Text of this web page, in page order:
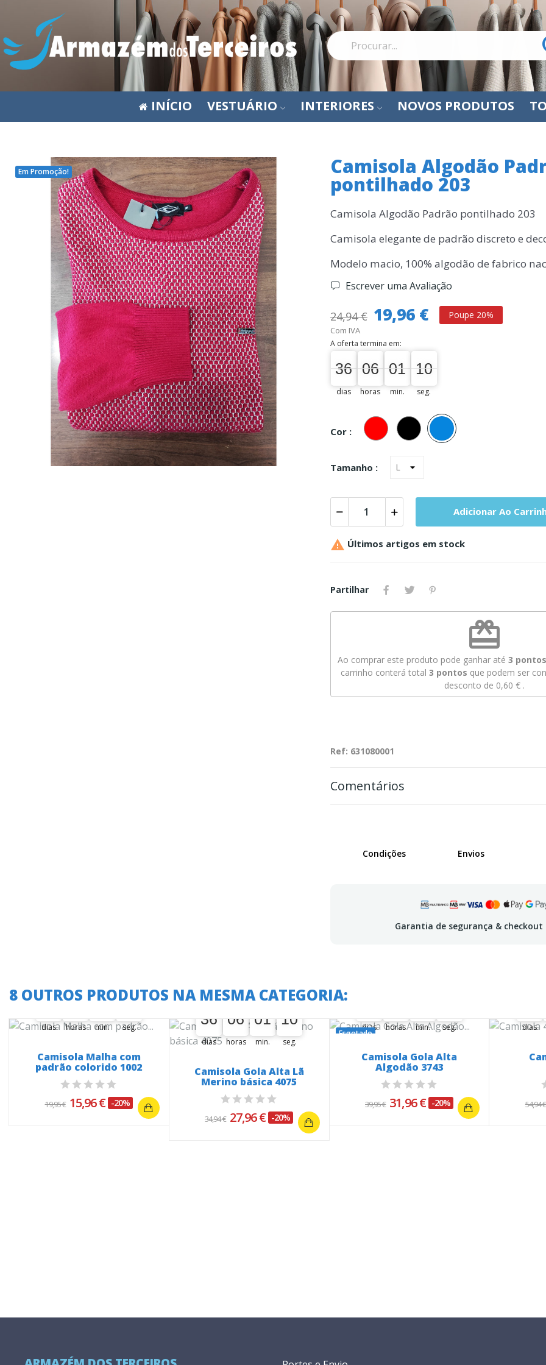
INÍCIO VESTUÁRIO INTERIORES NOVOS PRODUTOS
Em Promoção! Camisola Algodão
pontilhado 203
Camisola Algodão Padrão pontilhado 203
Camisola elegante de padrão discreto e
Modelo macio, 100% algodão de fabrico
Escrever uma Avaliação
24,94 € 19,96 € Poupe 20%
Com IVA
A oferta termina em:
36
36
00
dias
06
06
00
horas
01
01
00
min.
09
09
10
seg.
Cor :
VermelhoPreto Azul
Tamanho :
Adicionar Ao
 Últimos artigos em stock
Partilhar
redeem
Ao comprar este produto pode ganhar até 3
carrinho conterá total 3 pontos que podem ser
desconto de 0,60 € .
Ref: 631080001
Comentários
Condições Envios
Garantia de segurança & checkout
8 OUTROS PRODUTOS NA MESMA CATEGORIA:
36
36
00
dias
06
06
00
horas
01
01
00
min.
09
09
10
seg.
Camisola Malha com
padrão colorido 1002
19,95 € 15,96 € -20%
A oferta termina em:
36
36
00
dias
06
06
00
horas
01
01
00
min.
09
09
10
seg.
Camisola Gola Alta Lã
Merino básica 4075
34,94 € 27,96 € -20%
dias horas min. seg.
Esgotado
Camisola Gola Alta
Algodão 3743
39,95 € 31,96 € -20%
dias
54,94 €